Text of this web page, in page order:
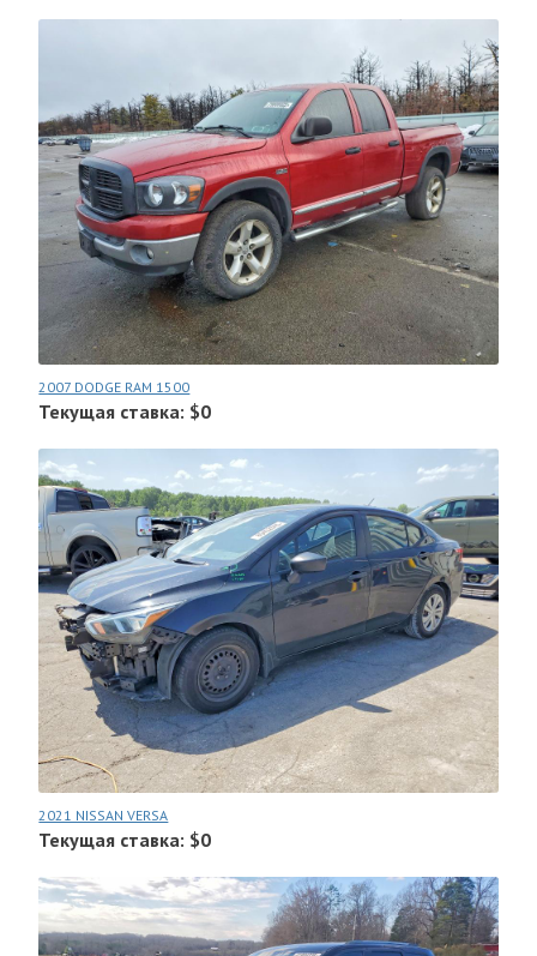
2007 DODGE RAM 1500
Текущая ставка: $0
2021 NISSAN VERSA
Текущая ставка: $0